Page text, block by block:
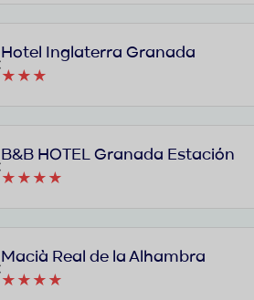
Hotel Inglaterra Granada
★★★
B&B HOTEL Granada Estación
★★★★
Macià Real de la Alhambra
★★★★